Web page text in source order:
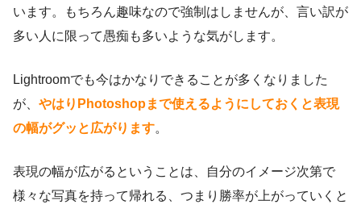
います。もちろん趣味なので強制はしませんが、言い訳が
多い人に限って愚痴も多いような気がします。
Lightroomでも今はかなりできることが多くなりました
が、 やはりPhotoshopまで使えるようにしておくと表現
の幅がグッと広がります。
表現の幅が広がるということは、自分のイメージ次第で
様々な写真を持って帰れる、つまり勝率が上がっていくと